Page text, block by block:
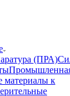
(ПРА)
материалы к